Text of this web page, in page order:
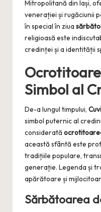
Mitropolitană din Iași,
venerației și rugăciunii
în special în ziua
religioasă este
credinței și a identității
Simbol al
De-a lungul timpului,
simbol puternic al
considerată
această sfântă este
tradițiile populare,
generație. Legenda și
apărătoare și
Sărbătoarea